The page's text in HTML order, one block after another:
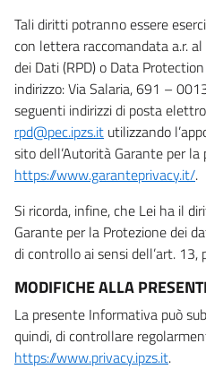
Tali diritti potranno essere
con lettera raccomandata a.r.
dei Dati (RPD) o Data
indirizzo: Via Salaria, 691 –
seguenti indirizzi di posta
rpd@pec.ipzs.it utilizzando
sito dell’Autorità Garante per
https://www.garanteprivacy.it/.
Si ricorda, infine, che Lei ha il
Garante per la Protezione dei
di controllo ai sensi dell’art. 13,
MODIFICHE ALLA
La presente Informativa può
quindi, di controllare
https://www.privacy.ipzs.it.